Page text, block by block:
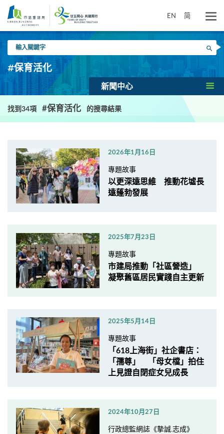
要
EN 简
入
關
鍵
搜尋
#保育活化
新聞中心
找到34項 #保育活化 的搜尋結果
2026年1月16日
專題故事
以更深遠思維 推動花墟長
遠蓬勃發展
2025年7月23日
專題故事
市建局推動「社區營造」
凝聚舊區居民實踐自主更新
2025年5月14日
專題故事
「618上海街」社企書店：
「孺尊」 「母女檔」拍住
上見證自閉症女兒成長
2024年10月27日
行政總監網誌《摯誠.志成》